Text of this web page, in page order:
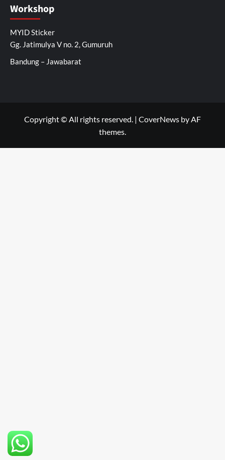
Workshop
MYID Sticker
Gg. Jatimulya V no. 2, Gumuruh
Bandung – Jawabarat
Copyright © All rights reserved. | CoverNews by AF
themes.